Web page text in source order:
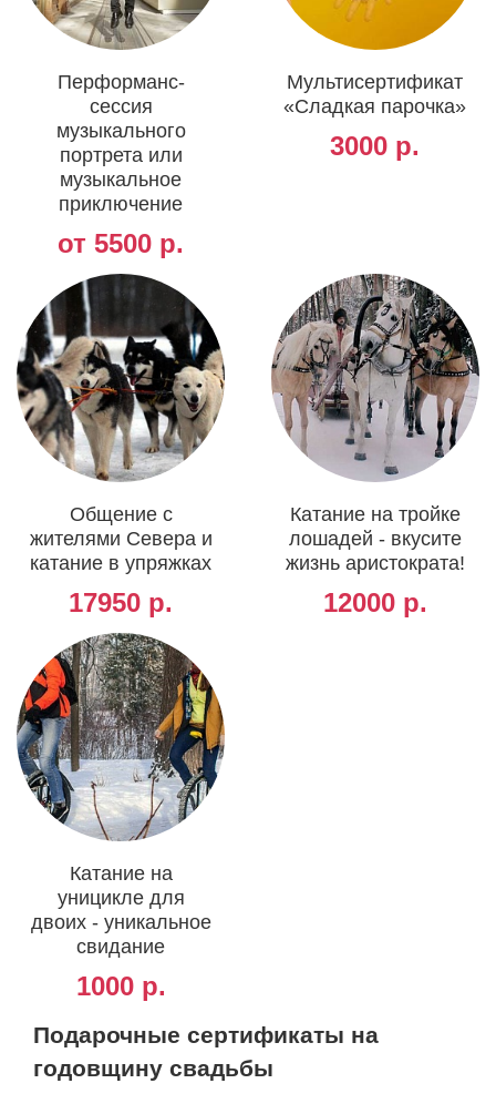
Перформанс-
сессия
музыкального
портрета или
музыкальное
приключение
от 5500 р.
Мультисертификат
«Сладкая парочка»
3000 р.
Общение с
жителями Севера и
катание в упряжках
17950 р.
Катание на тройке
лошадей - вкусите
жизнь аристократа!
12000 р.
Катание на
уницикле для
двоих - уникальное
свидание
1000 р.
Подарочные сертификаты на
годовщину свадьбы